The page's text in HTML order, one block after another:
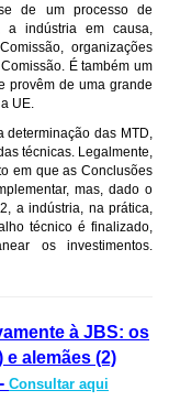
de um processo de
a indústria em causa,
organizações
É também um
provêm de uma grande
UE.
determinação das MTD,
técnicas. Legalmente,
em que as Conclusões
mas, dado o
a indústria, na prática,
técnico é finalizado,
os investimentos.
à JBS: os
alemães (2)
Consultar aqui